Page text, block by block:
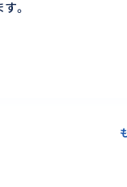
。